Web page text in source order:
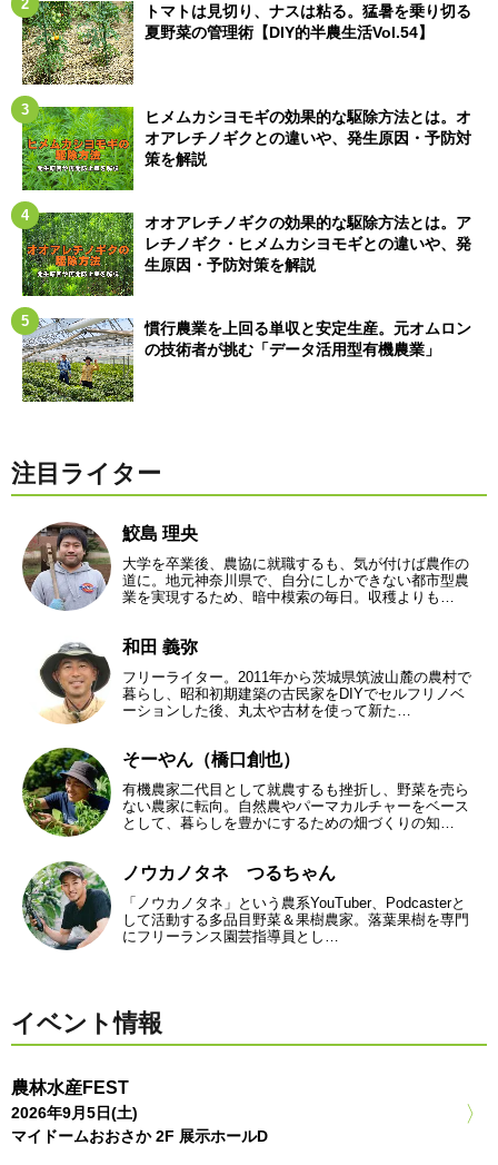
トマトは見切り、ナスは粘る。猛暑を乗り切る
夏野菜の管理術【DIY的半農生活Vol.54】
ヒメムカシヨモギの効果的な駆除方法とは。オ
オアレチノギクとの違いや、発生原因・予防対
策を解説
オオアレチノギクの効果的な駆除方法とは。ア
レチノギク・ヒメムカシヨモギとの違いや、発
生原因・予防対策を解説
慣行農業を上回る単収と安定生産。元オムロン
の技術者が挑む「データ活用型有機農業」
注目ライター
鮫島 理央
大学を卒業後、農協に就職するも、気が付けば農作の
道に。地元神奈川県で、自分にしかできない都市型農
業を実現するため、暗中模索の毎日。収穫よりも…
和田 義弥
フリーライター。2011年から茨城県筑波山麓の農村で
暮らし、昭和初期建築の古民家をDIYでセルフリノベ
ーションした後、丸太や古材を使って新た…
そーやん（橋口創也）
有機農家二代目として就農するも挫折し、野菜を売ら
ない農家に転向。自然農やパーマカルチャーをベース
として、暮らしを豊かにするための畑づくりの知…
ノウカノタネ つるちゃん
「ノウカノタネ」という農系YouTuber、Podcasterと
して活動する多品目野菜＆果樹農家。落葉果樹を専門
にフリーランス園芸指導員とし…
イベント情報
農林水産FEST
2026年9月5日(土)
マイドームおおさか 2F 展示ホールD